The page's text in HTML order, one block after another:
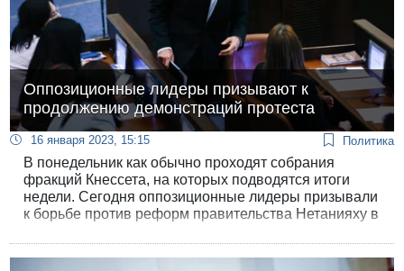
Оппозиционные лидеры призывают к
продолжению демонстраций протеста
16 января 2023, 15:15 Политика
В понедельник как обычно проходят собрания
фракций Кнессета, на которых подводятся итоги
недели. Сегодня оппозиционные лидеры призывали
к борьбе против реформ правительства Нетанияху в